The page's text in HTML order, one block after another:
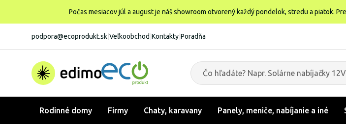
Počas mesiacov júl a august je náš showroom otvorený každý pondelok, stredu a piatok.
podpora@ecoprodukt.sk Veľkoobchod Kontakty Poradňa
Rodinné domy Firmy Chaty, karavany Panely, meniče, nabíjanie a iné